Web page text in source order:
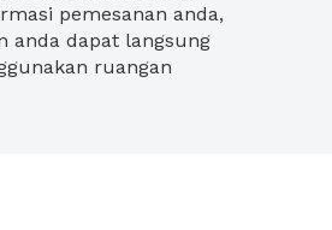
pemesanan anda,
anda dapat langsung
ruangan